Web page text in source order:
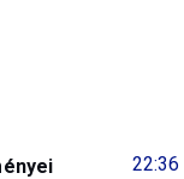
22:36